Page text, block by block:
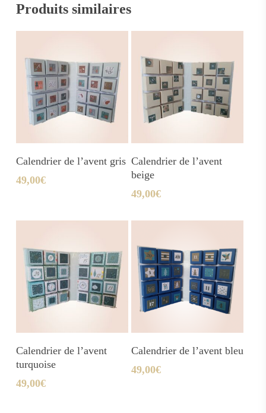
Produits similaires
Ajouter Au Panier
Calendrier de l’avent gris
49,00€
Ajouter Au Panier
Calendrier de l’avent
beige
49,00€
Ajouter Au Panier
Calendrier de l’avent
turquoise
49,00€
Ajouter Au Panier
Calendrier de l’avent bleu
49,00€